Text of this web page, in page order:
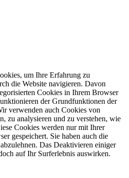
um Ihre Erfahrung zu
die Website navigieren. Davon
Cookies in Ihrem Browser
der Grundfunktionen der
verwenden auch Cookies von
zu analysieren und zu verstehen, wie
Cookies werden nur mit Ihrer
gespeichert. Sie haben auch die
Das Deaktivieren einiger
auf Ihr Surferlebnis auswirken.